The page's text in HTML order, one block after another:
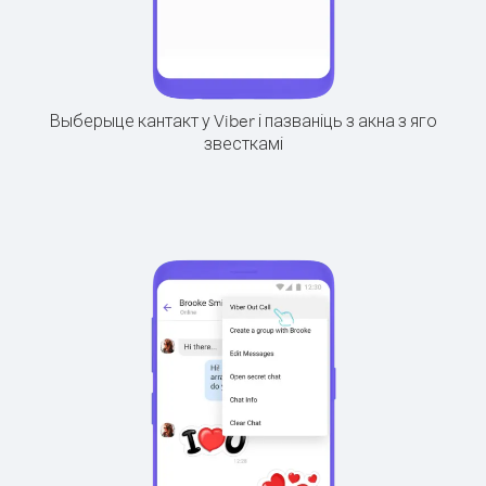
Выберыце кантакт у Viber і пазваніць з акна з яго
звесткамі